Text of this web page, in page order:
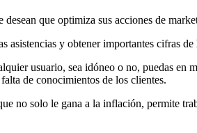
que optimiza sus acciones de
asistencias y obtener importantes cifras de
usuario, sea idóneo o no, puedas en
de conocimientos de los clientes.
no solo le gana a la inflación, permite